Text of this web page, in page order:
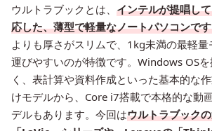
ウルトラブックとは、 インテルが提唱し
応した、薄型で軽量なノートパソコンで
よりも厚さがスリムで、1kg未満の最軽
運びやすいのが特徴です。Windows OS
く、表計算や資料作成といった基本的な
けモデルから、Core i7搭載で本格的な動
デルもあります。今回はウルトラブック